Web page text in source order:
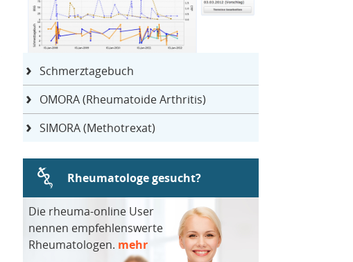
Schmerztagebuch
OMORA (Rheumatoide Arthritis)
SIMORA (Methotrexat)
Rheumatologe gesucht?
Die rheuma-online User
nennen empfehlenswerte
Rheumatologen. mehr